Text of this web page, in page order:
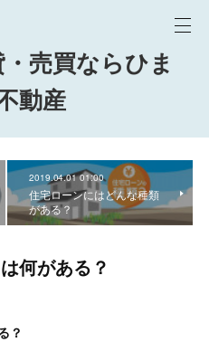
売買ならひま
動産
2019.04.01 01:00
住宅ローンにはどんな種類
がある？
何がある？
？